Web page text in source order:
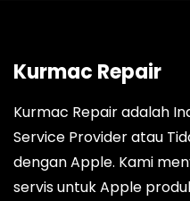
Kurmac Repair
Kurmac Repair adalah
Service Provider atau
dengan Apple. Kami
servis untuk Apple